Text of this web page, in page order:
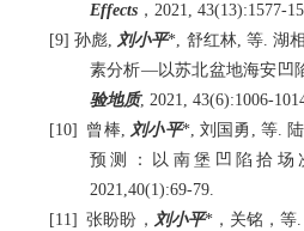
Effects， 2021, 43(13):1577-
[9] 孙彪,刘小平*, 舒红林, 等.湖
素分析—以苏北盆地海安凹
验地质, 2021, 43(6):1006-
[10]
曾棒,刘小平*, 刘国勇 , 等.
预测：以南堡凹陷拾场
2021,40(1):69-79.
[11]
张盼盼， 刘小平*，关铭，等